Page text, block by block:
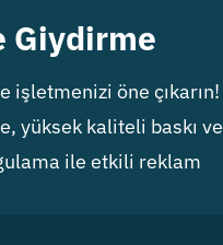
Giydirme
işletmenizi öne çıkarın!
yüksek kaliteli baskı ve
ile etkili reklam